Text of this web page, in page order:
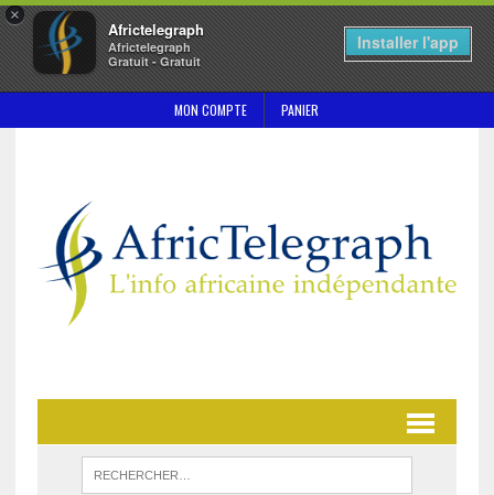
×
Africtelegraph
Africtelegraph
Gratuit - Gratuit
Installer l'app
MON COMPTE PANIER